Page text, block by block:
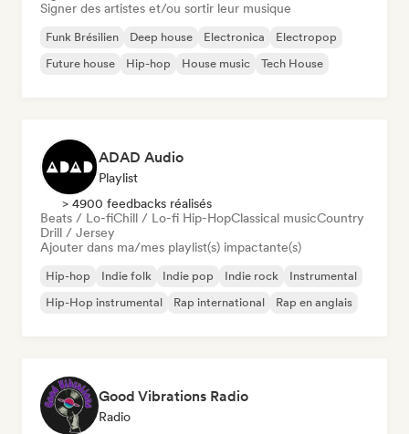
Signer des artistes et/ou sortir leur musique
Funk Brésilien Deep house Electronica
Electropop
Future house
Hip-hop House music Tech House
ADAD Audio
Playlist
> 4900 feedbacks réalisés
Beats / Lo-fiChill / Lo-fi Hip-HopClassical musicCountry
Drill / Jersey
Ajouter dans ma/mes playlist(s) impactante(s)
Hip-hop Indie folk Indie pop Indie rock
Instrumental
Hip-Hop instrumental
Rap international Rap en anglais
Good Vibrations Radio
Radio